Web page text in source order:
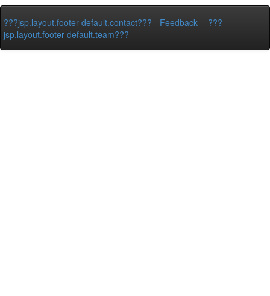
???jsp.layout.footer-default.contact??? - Feedback - ???
jsp.layout.footer-default.team???